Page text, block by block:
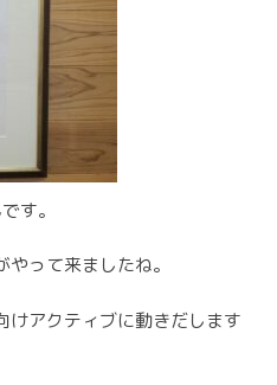
す。
って来ましたね。
けアクティブに動きだします